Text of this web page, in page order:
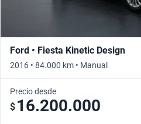
Ford • Fiesta Kinetic Design
2016 • 84.000 km • Manual
Precio desde
$ 16.200.000